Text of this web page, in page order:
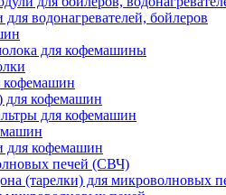
для водонагревателей, бойлеров
для кофемашины
кофемашин
кофемашин
для кофемашин
для кофемашин
печей (СВЧ)
(тарелки) для микроволновых